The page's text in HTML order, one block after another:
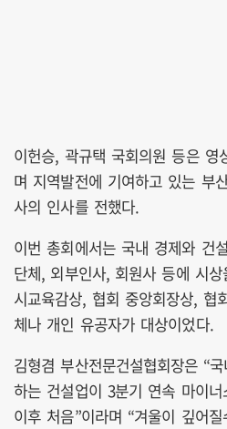
이헌승, 곽규택 국회의원 등은 영
며 지역발전에 기여하고 있는 부
사의 인사를 전했다.
이번 총회에서는 국내 경제와 건
단체, 외부인사, 회원사 등에 시
시교육감상, 협회 중앙회장상, 협
체나 개인 유공자가 대상이었다.
김형겸 부산전문건설협회장은 “
하는 건설업이 3분기 연속 마이
이후 처음”이라며 “겨울이 깊어